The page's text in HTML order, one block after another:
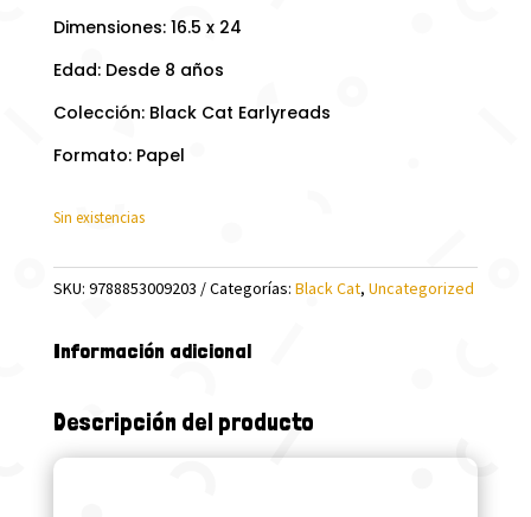
Dimensiones: 16.5 x 24
Edad: Desde 8 años
Colección: Black Cat Earlyreads
Formato: Papel
Sin existencias
SKU: 9788853009203 Categorías: Black Cat, Uncategorized
Información adicional
Descripción del producto